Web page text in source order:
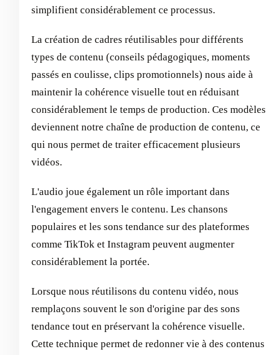
simplifient considérablement ce processus.
La création de cadres réutilisables pour différents
types de contenu (conseils pédagogiques, moments
passés en coulisse, clips promotionnels) nous aide à
maintenir la cohérence visuelle tout en réduisant
considérablement le temps de production. Ces modèles
deviennent notre chaîne de production de contenu, ce
qui nous permet de traiter efficacement plusieurs
vidéos.
L'audio joue également un rôle important dans
l'engagement envers le contenu. Les chansons
populaires et les sons tendance sur des plateformes
comme TikTok et Instagram peuvent augmenter
considérablement la portée.
Lorsque nous réutilisons du contenu vidéo, nous
remplaçons souvent le son d'origine par des sons
tendance tout en préservant la cohérence visuelle.
Cette technique permet de redonner vie à des contenus